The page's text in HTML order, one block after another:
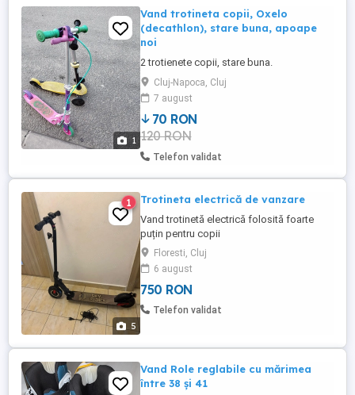
1
Vand trotineta copii, Oxelo
(decathlon), stare buna, apoape
noi
2 trotienete copii, stare buna.
Cluj-Napoca, Cluj
7 august
70 RON
120 RON
Telefon validat
5
1 Trotineta electrică de vanzare
Vand trotinetă electrică folosită foarte
puțin pentru copii
Floresti, Cluj
6 august
750 RON
Telefon validat
Vand Role reglabile cu mărimea
între 38 și 41